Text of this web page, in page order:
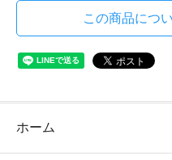
この商品につ
ホーム